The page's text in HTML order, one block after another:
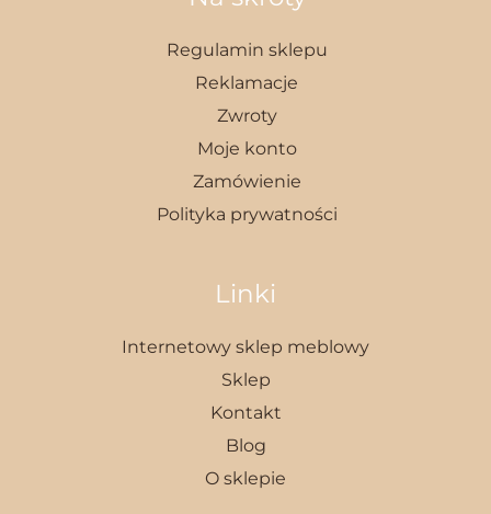
Regulamin sklepu
Reklamacje
Zwroty
Moje konto
Zamówienie
Polityka prywatności
Linki
Internetowy sklep meblowy
Sklep
Kontakt
Blog
O sklepie